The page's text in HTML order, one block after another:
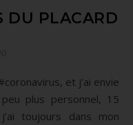
DU PLACARD
plus personnel, 15
toujours dans mon